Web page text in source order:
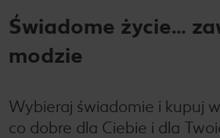
Świadome życie…
modzie
Wybieraj świadomie i kupuj
co dobre dla Ciebie i dla